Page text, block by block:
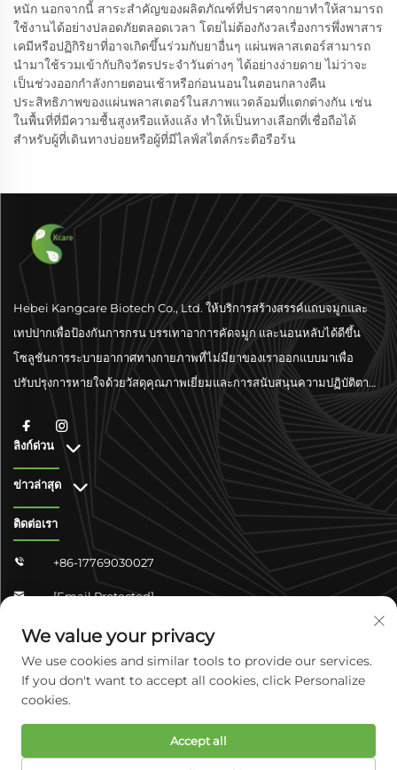
หนัก นอกจากนี้ สาระสำคัญของผลิตภัณฑ์ที่ปราศจากยาทำให้สามารถ
ใช้งานได้อย่างปลอดภัยตลอดเวลา โดยไม่ต้องกังวลเรื่องการพึ่งพาสาร
เคมีหรือปฏิกิริยาที่อาจเกิดขึ้นร่วมกับยาอื่นๆ แผ่นพลาสเตอร์สามารถ
นำมาใช้รวมเข้ากับกิจวัตรประจำวันต่างๆ ได้อย่างง่ายดาย ไม่ว่าจะ
เป็นช่วงออกกำลังกายตอนเช้าหรือก่อนนอนในตอนกลางคืน
ประสิทธิภาพของแผ่นพลาสเตอร์ในสภาพแวดล้อมที่แตกต่างกัน เช่น
ในพื้นที่ที่มีความชื้นสูงหรือแห้งแล้ง ทำให้เป็นทางเลือกที่เชื่อถือได้
สำหรับผู้ที่เดินทางบ่อยหรือผู้ที่มีไลฟ์สไตล์กระตือรือร้น
Hebei Kangcare Biotech Co., Ltd. ให้บริการสร้างสรรค์แถบจมูกและ
เทปปากเพื่อป้องกันการกรน บรรเทาอาการคัดจมูก และนอนหลับได้ดีขึ้น
โซลูชันการระบายอากาศทางกายภาพที่ไม่มียาของเราออกแบบมาเพื่อ
ปรับปรุงการหายใจด้วยวัสดุคุณภาพเยี่ยมและการสนับสนุนความปฏิบัติตาม
ลิงก์ด่วน
ข่าวล่าสุด
ติดต่อเรา
 +86-17769030027
 [email Protected]

จงซาน ชางจวิน 4-304 เขตหยูหัว เมืองเสิ่นเจียจวง มณฑลเหอเป่ย
ประเทศจีน
ลิขสิทธิ์ © 2025 บริษัท เคังแคร์ ไบโอเทค จำกัด มณฑลเหอเป่ย สงวนสิทธิ์
We value your privacy
We use cookies and similar tools to provide our services.
If you don't want to accept all cookies, click Personalize
cookies.
Accept all